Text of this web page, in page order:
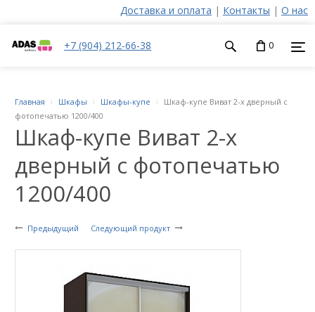
Доставка и оплата | Контакты | О нас
+7 (904) 212-66-38 0
Шкаф-купе Виват 2-х
дверный с фотопечатью
1200/400
Предыдущий Следующий продукт
Главная Шкафы Шкафы-купе
Шкаф-купе Виват 2-х дверный с
фотопечатью 1200/400